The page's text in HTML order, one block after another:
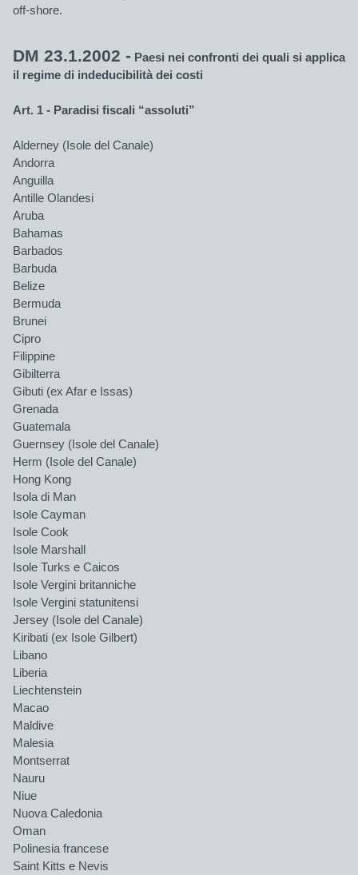
off-shore.
DM 23.1.2002 - Paesi nei confronti dei quali si applica
il regime di indeducibilità dei costi
Art. 1 - Paradisi fiscali “assoluti”
Alderney (Isole del Canale)
Andorra
Anguilla
Antille Olandesi
Aruba
Bahamas
Barbados
Barbuda
Belize
Bermuda
Brunei
Cipro
Filippine
Gibilterra
Gibuti (ex Afar e Issas)
Grenada
Guatemala
Guernsey (Isole del Canale)
Herm (Isole del Canale)
Hong Kong
Isola di Man
Isole Cayman
Isole Cook
Isole Marshall
Isole Turks e Caicos
Isole Vergini britanniche
Isole Vergini statunitensi
Jersey (Isole del Canale)
Kiribati (ex Isole Gilbert)
Libano
Liberia
Liechtenstein
Macao
Maldive
Malesia
Montserrat
Nauru
Niue
Nuova Caledonia
Oman
Polinesia francese
Saint Kitts e Nevis